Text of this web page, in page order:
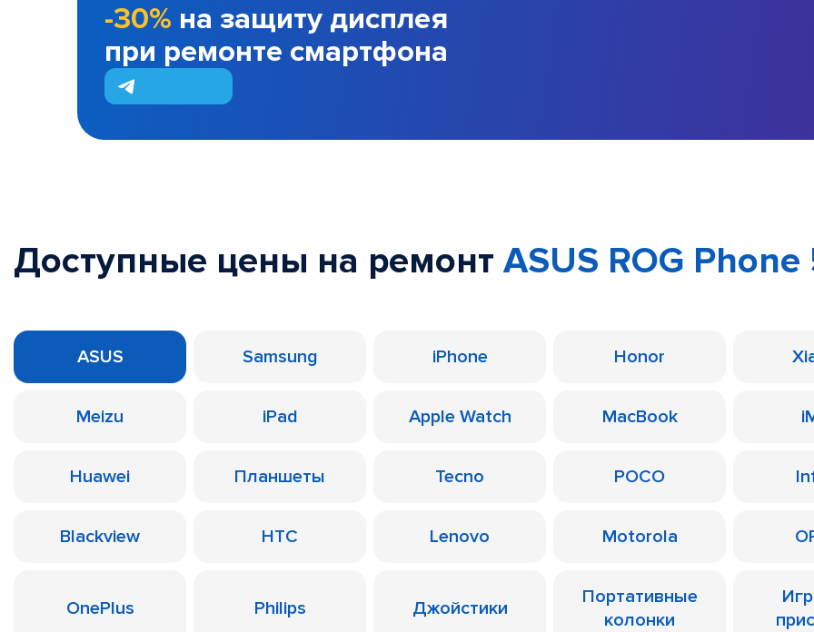
-30% на защиту дисплея
при ремонте смартфона
Доступные цены на ремонт ASUS ROG Phone
ASUS Samsung iPhone Honor
Meizu iPad Apple Watch MacBook
Huawei Планшеты Tecno POCO
Blackview HTC Lenovo Motorola
OnePlus Philips Джойстики
Портативные
колонки